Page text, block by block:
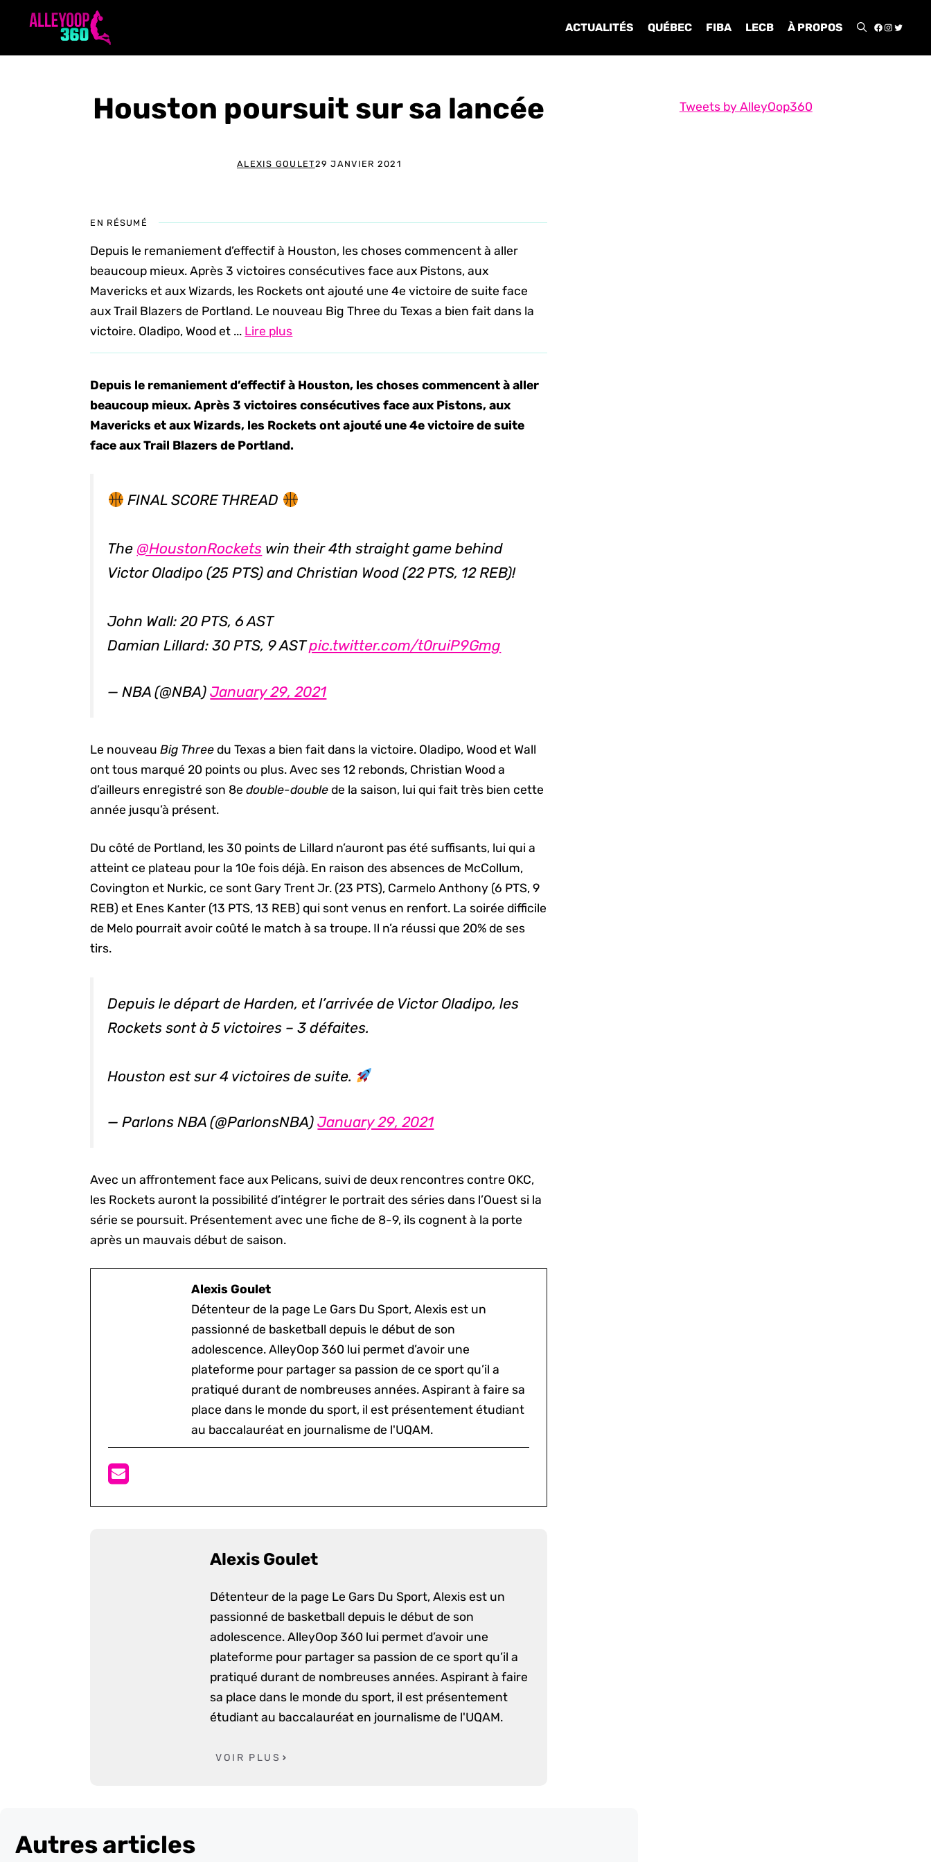
ACTUALITÉS QUÉBEC FIBA LECB À PROPOS
Houston poursuit sur sa lancée
ALEXIS GOULET29 JANVIER 2021
EN RÉSUMÉ
Depuis le remaniement d’effectif à Houston, les choses commencent à aller
beaucoup mieux. Après 3 victoires consécutives face aux Pistons, aux
Mavericks et aux Wizards, les Rockets ont ajouté une 4e victoire de suite face
aux Trail Blazers de Portland. Le nouveau Big Three du Texas a bien fait dans la
victoire. Oladipo, Wood et ... Lire plus
Depuis le remaniement d’effectif à Houston, les choses commencent à aller
beaucoup mieux. Après 3 victoires consécutives face aux Pistons, aux
Mavericks et aux Wizards, les Rockets ont ajouté une 4e victoire de suite
face aux Trail Blazers de Portland.
FINAL SCORE THREAD
The @HoustonRockets win their 4th straight game behind
Victor Oladipo (25 PTS) and Christian Wood (22 PTS, 12 REB)!
John Wall: 20 PTS, 6 AST
Damian Lillard: 30 PTS, 9 ASTpic.twitter.com/t0ruiP9Gmg
— NBA (@NBA)January 29, 2021
Le nouveauBig Three du Texas a bien fait dans la victoire. Oladipo, Wood et Wall
ont tous marqué 20 points ou plus. Avec ses 12 rebonds, Christian Wood a
d’ailleurs enregistré son 8edouble-double de la saison, lui qui fait très bien cette
année jusqu’à présent.
Du côté de Portland, les 30 points de Lillard n’auront pas été suffisants, lui qui a
atteint ce plateau pour la 10e fois déjà. En raison des absences de McCollum,
Covington et Nurkic, ce sont Gary Trent Jr. (23 PTS), Carmelo Anthony (6 PTS, 9
REB) et Enes Kanter (13 PTS, 13 REB) qui sont venus en renfort. La soirée difficile
de Melo pourrait avoir coûté le match à sa troupe. Il n’a réussi que 20% de ses
tirs.
Depuis le départ de Harden, et l’arrivée de Victor Oladipo, les
Rockets sont à 5 victoires – 3 défaites.
Houston est sur 4 victoires de suite.
— Parlons NBA (@ParlonsNBA)January 29, 2021
Avec un affrontement face aux Pelicans, suivi de deux rencontres contre OKC,
les Rockets auront la possibilité d’intégrer le portrait des séries dans l’Ouest si la
série se poursuit. Présentement avec une fiche de 8-9, ils cognent à la porte
après un mauvais début de saison.
Alexis Goulet
Détenteur de la page Le Gars Du Sport, Alexis est un
passionné de basketball depuis le début de son
adolescence. AlleyOop 360 lui permet d’avoir une
plateforme pour partager sa passion de ce sport qu’il a
pratiqué durant de nombreuses années. Aspirant à faire sa
place dans le monde du sport, il est présentement étudiant
au baccalauréat en journalisme de l'UQAM.
Alexis Goulet
Détenteur de la page Le Gars Du Sport, Alexis est un
passionné de basketball depuis le début de son
adolescence. AlleyOop 360 lui permet d’avoir une
plateforme pour partager sa passion de ce sport qu’il a
pratiqué durant de nombreuses années. Aspirant à faire
sa place dans le monde du sport, il est présentement
étudiant au baccalauréat en journalisme de l'UQAM.
VOIR PLUS
Autres articles
Tweets by AlleyOop360